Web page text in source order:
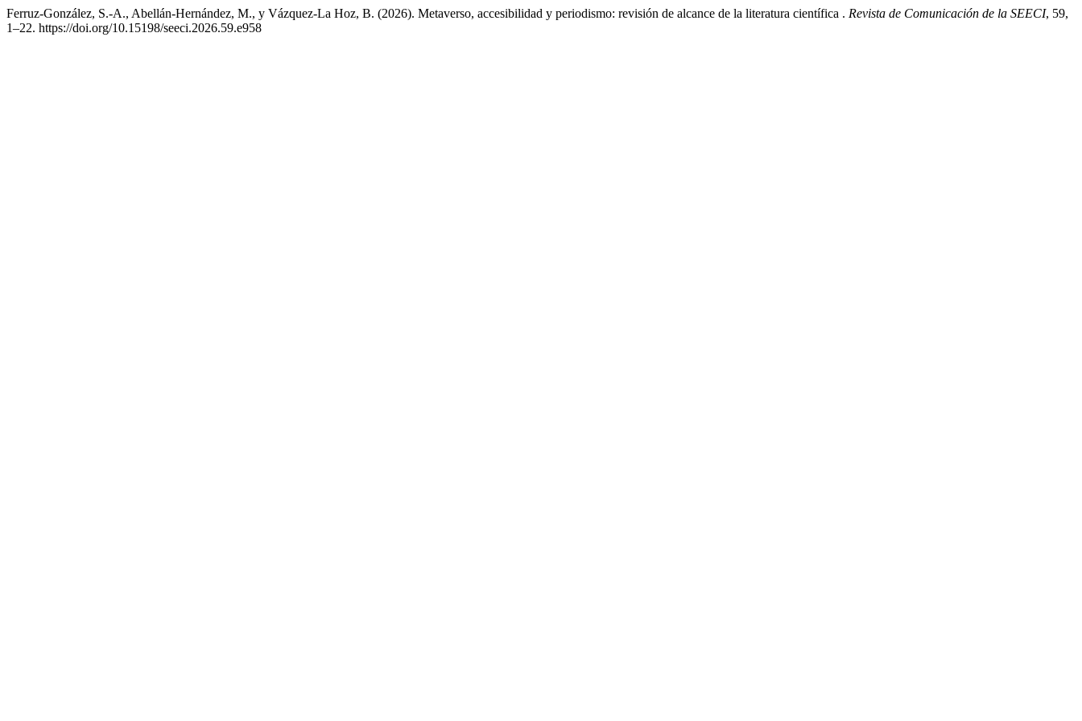
Ferruz-González, S.-A., Abellán-Hernández, M., y Vázquez-La Hoz, B. (2026). Metaverso, accesibilidad y periodismo: revisión de alcance de la literatura científica . Revista de Comunicación de la SEECI, 59,
1–22. https://doi.org/10.15198/seeci.2026.59.e958